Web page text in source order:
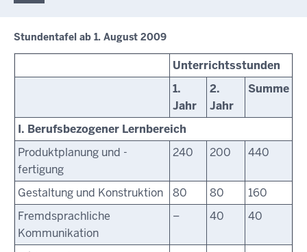
Stundentafel ab 1. August 2009
Unterrichtsstunden
1.
Jahr
2.
Jahr
Summe
I. Berufsbezogener Lernbereich
Produktplanung und -
fertigung
240 200 440
Gestaltung und Konstruktion 80 80
160
Fremdsprachliche
Kommunikation
– 40 40